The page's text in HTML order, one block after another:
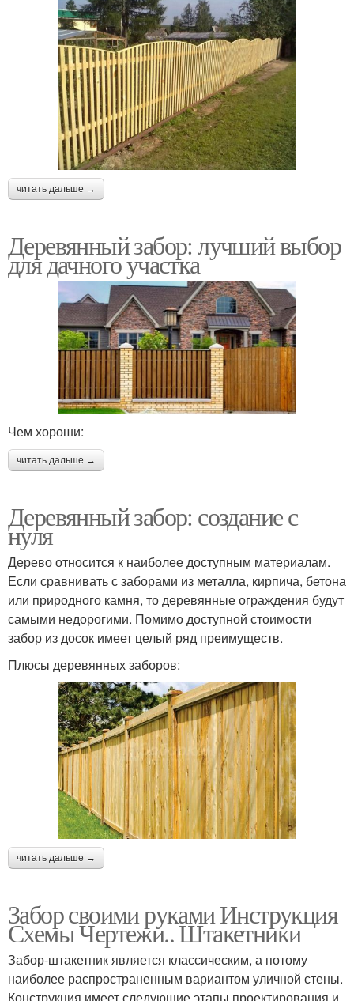
читать дальше →
Деревянный забор: лучший выбор
для дачного участка
Чем хороши:
читать дальше →
Деревянный забор: создание с
нуля
Дерево относится к наиболее доступным материалам.
Если сравнивать с заборами из металла, кирпича, бетона
или природного камня, то деревянные ограждения будут
самыми недорогими. Помимо доступной стоимости
забор из досок имеет целый ряд преимуществ.
Плюсы деревянных заборов:
читать дальше →
Забор своими руками Инструкция
Схемы Чертежи.. Штакетники
Забор-штакетник является классическим, а потому
наиболее распространенным вариантом уличной стены.